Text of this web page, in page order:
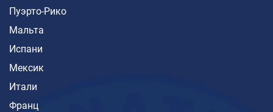
Пуэрто-Рико
Мальта
Испани
Мексик
Итали
Франц